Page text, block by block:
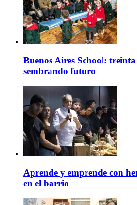
Buenos Aires School:
sembrando futuro
Aprende y emprende con
en el barrio